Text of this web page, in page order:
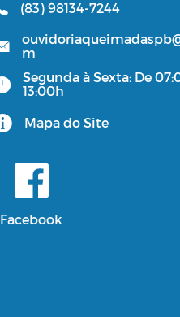
(83) 98134-7244
m
Segunda à Sexta: De
13:00h
Mapa do Site
Facebook